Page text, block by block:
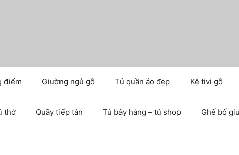
điểm Giường ngủ gỗ Tủ quần áo đẹp Kệ tivi gỗ
thờ Quầy tiếp tân Tủ bày hàng – tủ shop Ghế bố